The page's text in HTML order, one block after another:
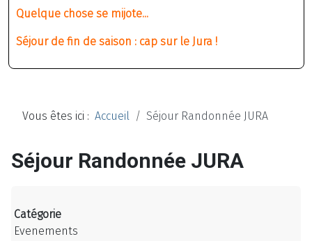
Quelque chose se mijote...
Séjour de fin de saison : cap sur le Jura !
Vous êtes ici : Accueil Séjour Randonnée JURA
Séjour Randonnée JURA
Catégorie
Evenements